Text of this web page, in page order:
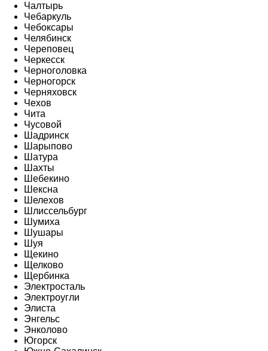
Чалтырь
Чебаркуль
Чебоксары
Челябинск
Череповец
Черкесск
Черноголовка
Черногорск
Черняховск
Чехов
Чита
Чусовой
Шадринск
Шарыпово
Шатура
Шахты
Шебекино
Шексна
Шелехов
Шлиссельбург
Шумиха
Шушары
Шуя
Щекино
Щелково
Щербинка
Электросталь
Электроугли
Элиста
Энгельс
Энколово
Югорск